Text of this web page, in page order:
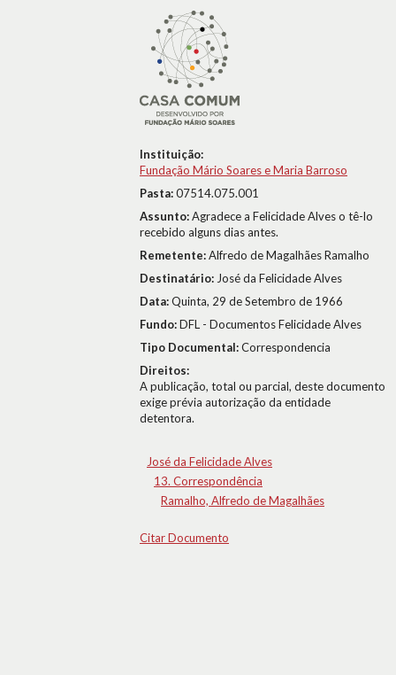
Instituição:
Fundação Mário Soares e Maria Barroso
Pasta:07514.075.001
Assunto:Agradece a Felicidade Alves o tê-lo
recebido alguns dias antes.
Remetente:Alfredo de Magalhães Ramalho
Destinatário: José da Felicidade Alves
Data:Quinta, 29 de Setembro de 1966
Fundo:DFL - Documentos Felicidade Alves
Tipo Documental:Correspondencia
Direitos:
A publicação, total ou parcial, deste documento
exige prévia autorização da entidade
detentora.
José da Felicidade Alves
13. Correspondência
Ramalho, Alfredo de Magalhães
Citar Documento